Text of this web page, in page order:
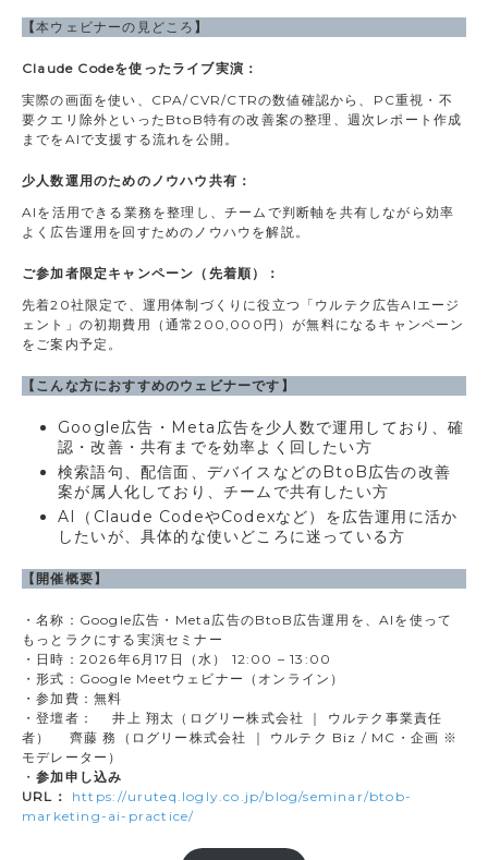
【本ウェビナーの見どころ 】
Claude Codeを使ったライブ実演：
実際の画面を使い、CPA/CVR/CTRの数値確認から、PC重視・不
要クエリ除外といったBtoB特有の改善案の整理、週次レポート作成
までをAIで支援する流れを公開。
少人数運用のためのノウハウ共有：
AIを活用できる業務を整理し、チームで判断軸を共有しながら効率
よく広告運用を回すためのノウハウを解説。
ご参加者限定キャンペーン（先着順）：
先着20社限定で、運用体制づくりに役立つ「ウルテク広告AIエージ
ェント」の初期費用（通常200,000円）が無料になるキャンペーン
をご案内予定。
【こんな方におすすめのウェビナーです】
Google広告・Meta広告を少人数で運用しており、確
認・改善・共有までを効率よく回したい方
検索語句、配信面、デバイスなどのBtoB広告の改善
案が属人化しており、チームで共有したい方
AI（Claude CodeやCodexなど）を広告運用に活か
したいが、具体的な使いどころに迷っている方
【開催概要】
・名称：Google広告・Meta広告のBtoB広告運用を、AIを使って
もっとラクにする実演セミナー
・日時：2026年6月17日（水） 12:00 – 13:00
・形式：Google Meetウェビナー（オンライン）
・参加費：無料
・登壇者： 井上 翔太（ログリー株式会社 ｜ ウルテク事業責任
者） 齊藤 務（ログリー株式会社 ｜ ウルテク Biz / MC・企画 ※
モデレーター）
・参加申し込み
URL：
https://uruteq.logly.co.jp/blog/seminar/btob-
marketing-ai-practice/